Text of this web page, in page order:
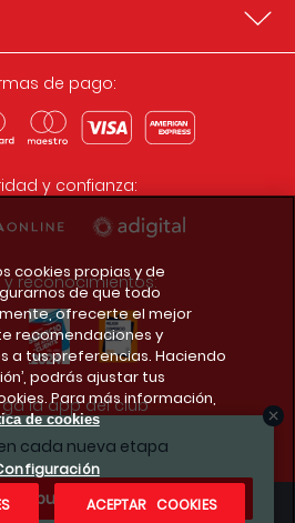
cada nueva etapa
apuntas?
de pago:
y confianza:
y reconocimientos:
la app del club
cookies propias y de
de que todo
ofrecerte el mejor
recomendaciones y
a tus preferencias. Haciendo
podrás ajustar tus
Para más información,
de cookies
ACEPTAR COOKIES